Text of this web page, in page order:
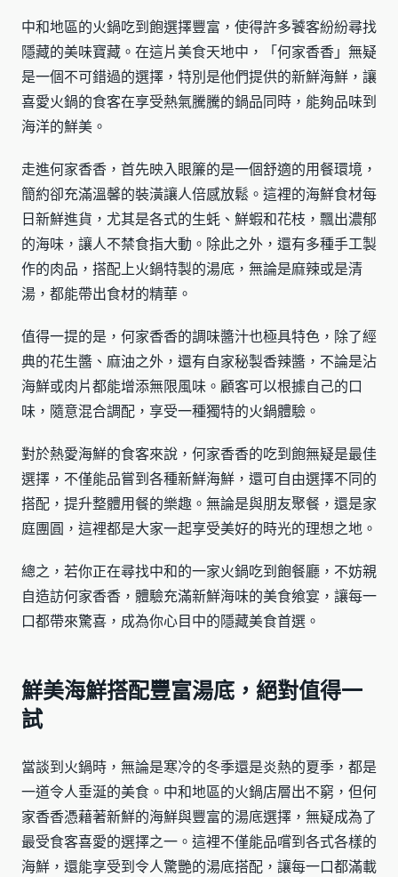
中和地區的火鍋吃到飽選擇豐富，使得許多饕客紛紛尋找
隱藏的美味寶藏。在這片美食天地中，「何家香香」無疑
是一個不可錯過的選擇，特別是他們提供的新鮮海鮮，讓
喜愛火鍋的食客在享受熱氣騰騰的鍋品同時，能夠品味到
海洋的鮮美。
走進何家香香，首先映入眼簾的是一個舒適的用餐環境，
簡約卻充滿溫馨的裝潢讓人倍感放鬆。這裡的海鮮食材每
日新鮮進貨，尤其是各式的生蚝、鮮蝦和花枝，飄出濃郁
的海味，讓人不禁食指大動。除此之外，還有多種手工製
作的肉品，搭配上火鍋特製的湯底，無論是麻辣或是清
湯，都能帶出食材的精華。
值得一提的是，何家香香的調味醬汁也極具特色，除了經
典的花生醬、麻油之外，還有自家秘製香辣醬，不論是沾
海鮮或肉片都能增添無限風味。顧客可以根據自己的口
味，隨意混合調配，享受一種獨特的火鍋體驗。
對於熱愛海鮮的食客來說，何家香香的吃到飽無疑是最佳
選擇，不僅能品嘗到各種新鮮海鮮，還可自由選擇不同的
搭配，提升整體用餐的樂趣。無論是與朋友聚餐，還是家
庭團圓，這裡都是大家一起享受美好的時光的理想之地。
總之，若你正在尋找中和的一家火鍋吃到飽餐廳，不妨親
自造訪何家香香，體驗充滿新鮮海味的美食飨宴，讓每一
口都帶來驚喜，成為你心目中的隱藏美食首選。
鮮美海鮮搭配豐富湯底，絕對值得一
試
當談到火鍋時，無論是寒冷的冬季還是炎熱的夏季，都是
一道令人垂涎的美食。中和地區的火鍋店層出不窮，但何
家香香憑藉著新鮮的海鮮與豐富的湯底選擇，無疑成為了
最受食客喜愛的選擇之一。這裡不僅能品嚐到各式各樣的
海鮮，還能享受到令人驚艷的湯底搭配，讓每一口都滿載